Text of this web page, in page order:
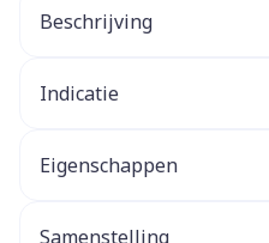
Beschrijving
Indicatie
Eigenschappen
Samenstelling